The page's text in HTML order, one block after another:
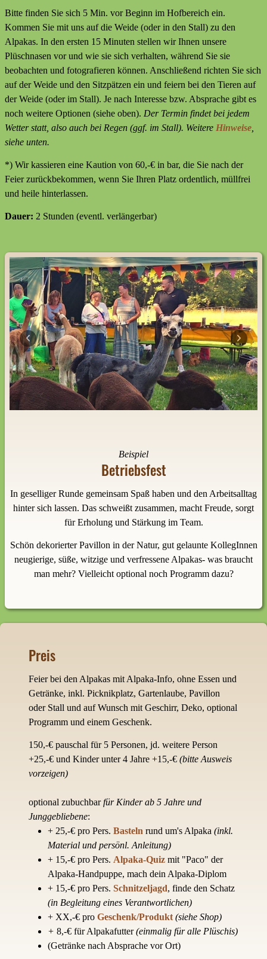
Bitte finden Sie sich 5 Min. vor Beginn im Hofbereich ein.
Kommen Sie mit uns auf die Weide (oder in den Stall) zu den
Alpakas. In den ersten 15 Minuten stellen wir Ihnen unsere
Plüschnasen vor und wie sie sich verhalten, während Sie sie
beobachten und fotografieren können. Anschließend richten Sie sich
auf der Weide und den Sitzpätzen ein und feiern bei den Tieren auf
der Weide (oder im Stall). Je nach Interesse bzw. Absprache gibt es
noch weitere Optionen (siehe oben). Der Termin findet bei jedem
Wetter statt, also auch bei Regen (ggf. im Stall). Weitere Hinweise
siehe unten.
*) Wir kassieren eine Kaution von 60,-€ in bar, die Sie nach der
Feier zurückbekommen, wenn Sie Ihren Platz ordentlich, müllfrei
und heile hinterlassen.
Dauer: 2 Stunden (eventl. verlängerbar)
Previous Next
Beispiel
Betriebsfest
In geselliger Runde gemeinsam Spaß haben und den Arbeitsalltag
hinter sich lassen. Das schweißt zusammen, macht Freude, sorgt
für Erholung und Stärkung im Team.
Schön dekorierter Pavillon in der Natur, gut gelaunte KollegInnen
neugierige, süße, witzige und verfressene Alpakas- was braucht
man mehr? Vielleicht optional noch Programm dazu?
Preis
Feier bei den Alpakas mit Alpaka-Info, ohne Essen und
Getränke, inkl. Picknikplatz, Gartenlaube, Pavillon
oder Stall und auf Wunsch mit Geschirr, Deko, optional
Programm und einem Geschenk.
150,-€ pauschal für 5 Personen, jd. weitere Person
+25,-€ und Kinder unter 4 Jahre +15,-€ (bitte Ausweis
vorzeigen)
optional zubuchbarfür Kinder ab 5 Jahre und
Junggebliebene:
+ 25,-€ pro Pers. Basteln rund um's Alpaka (inkl.
Material und persönl. Anleitung)
+ 15,-€ pro Pers. Alpaka-Quiz mit "Paco" der
Alpaka-Handpuppe, mach dein Alpaka-Diplom
+ 15,-€ pro Pers. Schnitzeljagd, finde den Schatz
(in Begleitung eines Verantwortlichen)
+ XX,-€ pro Geschenk/Produkt (siehe Shop)
+ 8,-€ für Alpakafutter(einmalig für alle Plüschis)
(Getränke nach Absprache vor Ort)